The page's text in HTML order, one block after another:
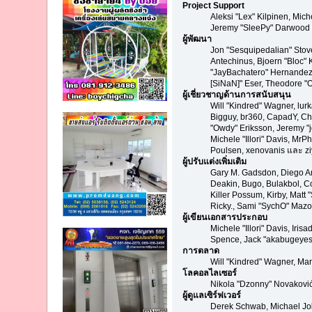
Project Support
Aleksi "Lex" Kilpinen,
Jeremy "SleePy"
ผู้พัฒนา
Jon "Sesquipedalian"
Antechinus, Bjoern "Bloc"
"JayBachatero"
[SiNaN]" Eser, Theodore
ผู้เชี่ยวชาญด้านการสนับสนุน
Will "Kindred" Wagner,
Bigguy, br360, CapadY,
"Owdy" Eriksson, Jeremy
Michele "Illori" Davis,
Poulsen, xenovanis และ
ผู้ปรับแต่งเพิ่มเติม
Gary M. Gadsdon, Diego
Deakin, Bugo, Bulakbol,
Killer Possum, Kirby, Matt
Ricky., Sami "SychO"
ผู้เขียนเอกสารประกอบ
Michele "Illori" Davis,
Spence, Jack
การตลาด
Will "Kindred" Wagner,
โลคอลไลเซอร์
Nikola "Dzonny"
ผู้ดูแลเซิร์ฟเวอร์
Derek Schwab, Michael